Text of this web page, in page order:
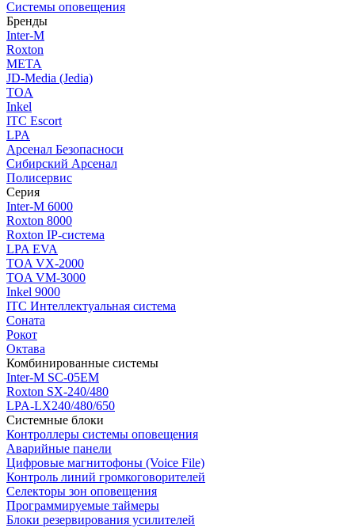
Системы оповещения
Бренды
Inter-M
Roxton
МЕТА
JD-Media (Jedia)
TOA
Inkel
ITC Escort
LPA
Арсенал Безопасноси
Сибирский Арсенал
Полисервис
Серия
Inter-M 6000
Roxton 8000
Roxton IP-система
LPA EVA
TOA VX-2000
TOA VM-3000
Inkel 9000
ITC Интеллектуальная система
Соната
Рокот
Октава
Комбинированные системы
Inter-M SC-05EM
Roxton SX-240/480
LPA-LX240/480/650
Системные блоки
Контроллеры системы оповещения
Аварийные панели
Цифровые магнитофоны (Voice File)
Контроль линий громкоговорителей
Селекторы зон оповещения
Программируемые таймеры
Блоки резервирования усилителей